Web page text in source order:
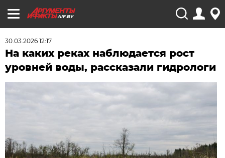
AIF.BY
30.03.2026 12:17
На каких реках наблюдается рост
уровней воды, рассказали гидрологи